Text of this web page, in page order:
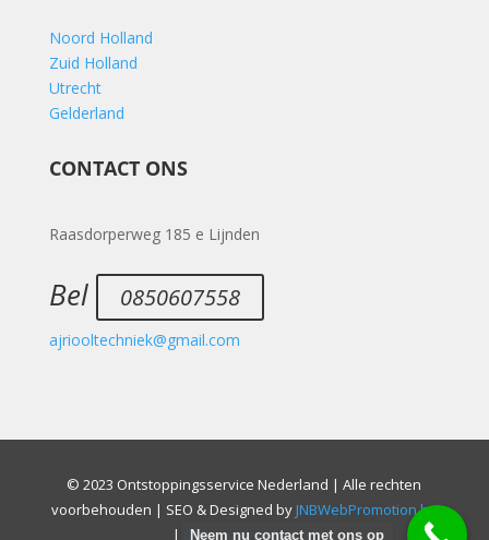
Noord Holland
Zuid Holland
Utrecht
Gelderland
CONTACT ONS
Raasdorperweg 185 e Lijnden
Bel 0850607558
ajriooltechniek@gmail.com
© 2023 Ontstoppingsservice Nederland | Alle rechten
voorbehouden | SEO & Designed byJNBWebPromotion.be
|
Ontstoppingsbedrijf
Neem nu contact met ons op